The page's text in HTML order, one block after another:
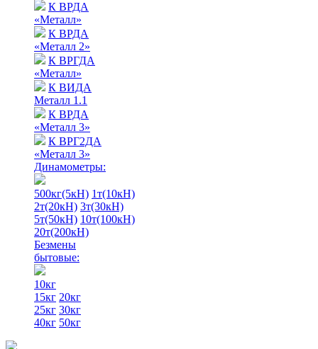
К ВРДА
«Металл»
К ВРДА
«Металл 2»
К ВРГДА
«Металл»
К ВИДА
Металл 1.1
К ВРДА
«Металл 3»
К ВРГ2ДА
«Металл 3»
Динамометры:
500кг(5кН) 1т(10кН)
2т(20кН) 3т(30кН)
5т(50кН) 10т(100кН)
20т(200кН)
Безмены
бытовые:
10кг
15кг 20кг
25кг 30кг
40кг 50кг